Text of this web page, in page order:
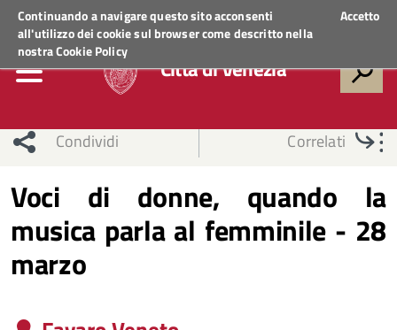
Continuando a navigare questo sito acconsenti
all'utilizzo dei cookie sul browser come descritto nella
nostraCookie Policy
Accetto
Regione VenetoACCEDI AI SERVIZI
Città di Venezia
Condividi Correlati
Voci di donne, quando la
musica parla al femminile - 28
marzo